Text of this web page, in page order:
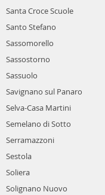
Santa Croce Scuole
Santo Stefano
Sassomorello
Sassostorno
Sassuolo
Savignano sul Panaro
Selva-Casa Martini
Semelano di Sotto
Serramazzoni
Sestola
Soliera
Solignano Nuovo